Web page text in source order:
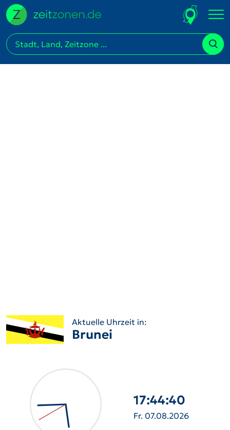
Aktuelle Uhrzeit in:
Brunei
17:44:41
Fr. 07.08.2026